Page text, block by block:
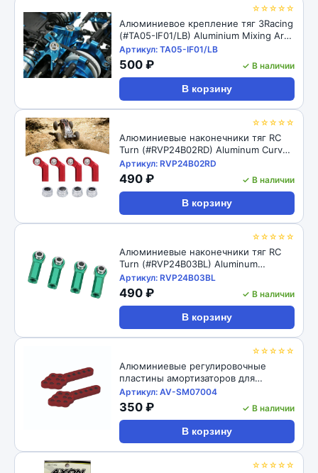
☆☆☆☆☆
Алюминиевое крепление тяг 3Racing
(#TA05-IF01/LB) Aluminium Mixing Arm
For TA-05IFS
Артикул: TA05-IF01/LB
500 ₽ ✓ В наличии
В корзину
☆☆☆☆☆
Алюминиевые наконечники тяг RC
Turn (#RVP24B02RD) Aluminum Curved
Link Steering Rod Ends with M4 CW
Thread Bore for 1/10 RC Crawler 4pcs:
Red
Артикул: RVP24B02RD
490 ₽ ✓ В наличии
В корзину
☆☆☆☆☆
Алюминиевые наконечники тяг RC
Turn (#RVP24B03BL) Aluminum
Straight Link Steering Rod Ends with
M4 CW Thread Bore for 1/10 RC
Crawler 4pcs: Black
Артикул: RVP24B03BL
490 ₽ ✓ В наличии
В корзину
☆☆☆☆☆
Алюминиевые регулировочные
пластины амортизаторов для
радиоуправляемых автомоделей
1/10, 2шт RC-Avtomag (#AV-SM07004)
1/10 RC Car Aluminum Shock Absorber
Adjust Plate Droop Mount
Артикул: AV-SM07004
350 ₽ ✓ В наличии
В корзину
☆☆☆☆☆